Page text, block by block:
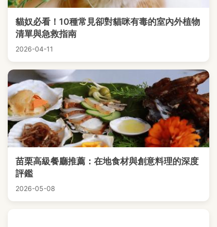
貓奴必看！10種常見卻對貓咪有毒的室內外植物
清單與急救指南
2026-04-11
苗栗高級餐廳推薦：在地食材與創意料理的深度
評鑑
2026-05-08